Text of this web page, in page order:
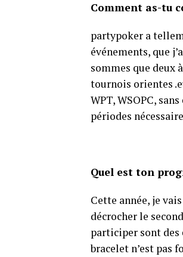
Comment as-tu
partypoker a
événements, que
sommes que deux
tournois orientes
WPT, WSOPC,
périodes
Quel est ton
Cette année, je
décrocher le
participer sont des
bracelet n’est pas